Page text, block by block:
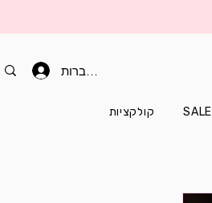
להתחברות
קולקציות SALE